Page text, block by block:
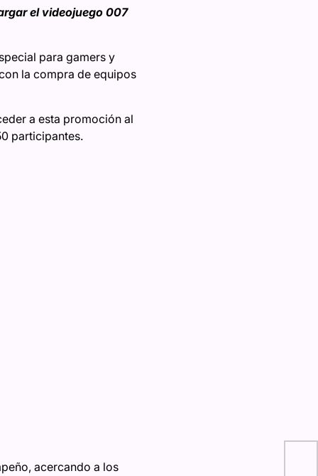
el videojuego 007
para gamers y
la compra de equipos
a esta promoción al
participantes.
acercando a los